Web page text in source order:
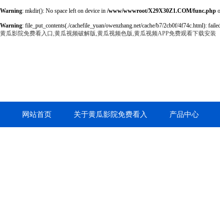
Warning: mkdir(): No space left on device in /www/wwwroot/X29X30Z1.COM/func.php
Warning: file_put_contents(./cachefile_yuan/owenzhang.net/cache/b7/2cb0f/4f74c.html):
黄瓜影院免费看入口,黄瓜视频破解版,黄瓜视频色版,黄瓜视频APP免费观看下载安装
网站首页 关于黄瓜影院免费看入 产品中心